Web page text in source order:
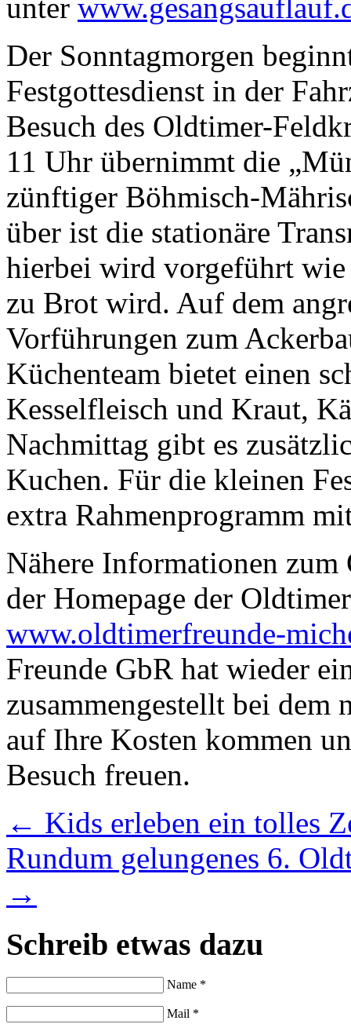
unter
Der Sonntagmorgen
Festgottesdienst in der
Besuch des Oldtimer-
11 Uhr übernimmt die
zünftiger Böhmisch-
über ist die stationäre
hierbei wird vorgeführt
zu Brot wird. Auf dem
Vorführungen zum
Küchenteam bietet einen
Kesselfleisch und Kraut,
Nachmittag gibt es
Kuchen. Für die kleinen
extra Rahmenprogramm
Nähere Informationen
der Homepage der
www.oldtimerfreunde-
Freunde GbR hat wieder
zusammengestellt bei dem
auf Ihre Kosten kommen
Besuch freuen.
← Kids erleben ein tolles
Rundum gelungenes 6.
→
Schreib etwas dazu
Name *
Mail *